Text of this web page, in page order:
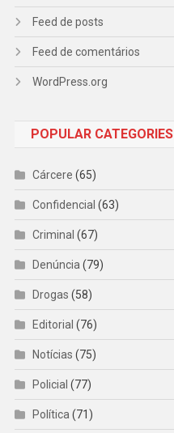
Feed de posts
Feed de comentários
WordPress.org
POPULAR CATEGORIES
Cárcere (65)
Confidencial (63)
Criminal (67)
Denúncia (79)
Drogas (58)
Editorial (76)
Notícias (75)
Policial (77)
Política (71)